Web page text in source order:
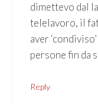
dimettevo dal
telelavoro, il
aver
persone fin da
Reply